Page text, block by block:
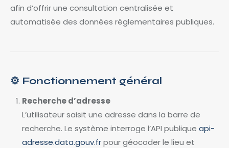
afin d’offrir une consultation centralisée et
automatisée des données réglementaires publiques.
⚙️ Fonctionnement général
Recherche d’adresse
L’utilisateur saisit une adresse dans la barre de
recherche. Le système interroge l’API publique api-
adresse.data.gouv.frpour géocoder le lieu et